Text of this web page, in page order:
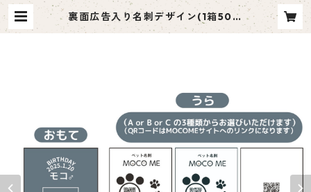
裏面広告入り名刺デザイン(1箱50枚
入り)_四角_SQ001ad | ペット名